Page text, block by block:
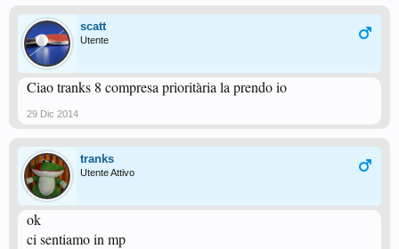
scatt
Utente
Ciao tranks 8 compresa prioritària la prendo io
29 Dic 2014
tranks
Utente Attivo
ok
ci sentiamo in mp